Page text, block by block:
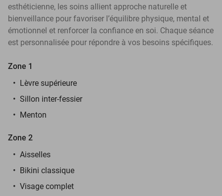
esthéticienne, les soins allient approche naturelle et
bienveillance pour favoriser l’équilibre physique, mental et
émotionnel et renforcer la confiance en soi. Chaque séance
est personnalisée pour répondre à vos besoins spécifiques.
Zone 1
Lèvre supérieure
Sillon inter-fessier
Menton
Zone 2
Aisselles
Bikini classique
Visage complet